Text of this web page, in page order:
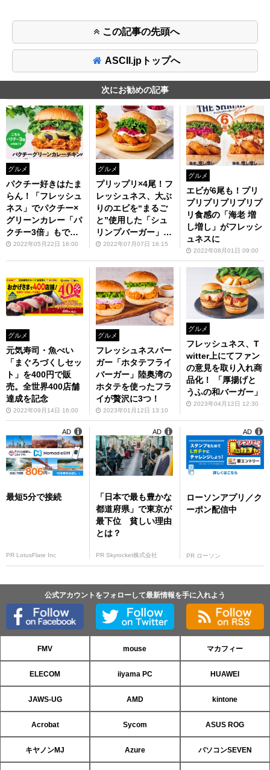
この記事の先頭へ
ASCII.jpトップへ
次にお勧めの記事
グルメ
パクチー好きはたま
らん！「フレッシュ
ネス」でパクチー×
グリーンカレー「パ
クチー3倍」もでき
る2022年05月22日 16:00
グルメ
プリップリ×4尾！フ
レッシュネス、大ぶ
りのエビを“まるご
と”使用した「シュ
リンプバーガー」期
間限定で
2022年07月07日 16:15
グルメ
エビが6尾も！プリ
プリプリプリプリプ
リ食感の「海老 増
し増し」がフレッシ
ュネスに
2022年08月01日 09:00
グルメ
元気寿司・魚べい
「まぐろづくしセッ
ト」を400円で販
売。全世界400店舗
達成を記念
2022年09月14日 16:00
グルメ
フレッシュネスバー
ガー「ホタテフライ
バーガー」陸奥湾の
ホタテを使ったフラ
イが贅沢に3つ！
2023年01月12日 13:10
グルメ
フレッシュネス、T
witter上にてファン
の意見を取り入れ商
品化！ 「厚揚げと
うふの和バーガー」
2023年04月12日 12:30
最短5分で接続
PR LotusFlare Inc
AD
「日本で最も豊かな
都道府県」で東京が
最下位 貧しい理由
とは？
PR Skyrocket株式会社
AD
ローソンアプリ／ク
ーポン配信中
PR ローソン
AD
公式アカウントをフォローして最新情報を手に入れよう
FMV mouse マカフィー
ELECOM iiyama PC HUAWEI
JAWS-UG AMD kintone
Acrobat Sycom ASUS ROG
キヤノンMJ Azure パソコンSEVEN